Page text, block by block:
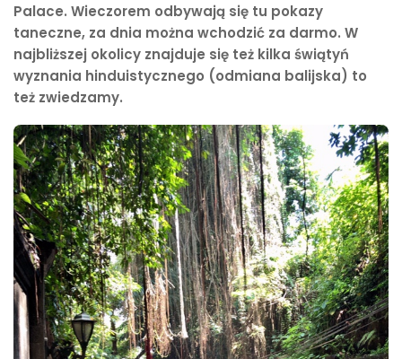
Palace. Wieczorem odbywają się tu pokazy
taneczne, za dnia można wchodzić za darmo. W
najbliższej okolicy znajduje się też kilka świątyń
wyznania hinduistycznego (odmiana balijska) to
też zwiedzamy.